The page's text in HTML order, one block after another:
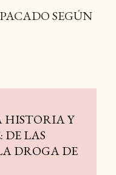
SEGÚN
HISTORIA Y
DE LAS
DROGA DE